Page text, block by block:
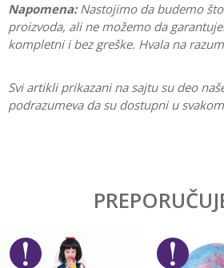
Napomena:Nastojimo da budemo
proizvoda, ali ne možemo da
kompletni i bez greške. Hvala na
Svi artikli prikazani na sajtu su deo
podrazumeva da su dostupni u
Brend
Email